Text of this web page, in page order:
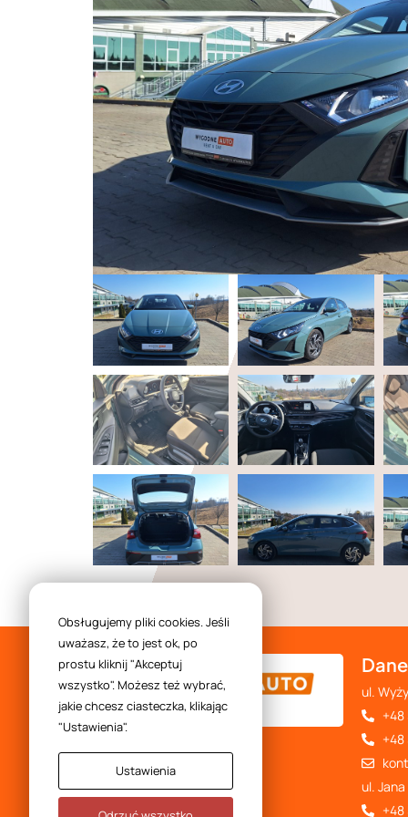
F
a
c
e
b
ul.
+48
+48
ul.
+48
Obsługujemy pliki cookies. Jeśli
uważasz, że to jest ok, po
prostu kliknij "Akceptuj
wszystko". Możesz też wybrać,
jakie chcesz ciasteczka, klikając
"Ustawienia".
Ustawienia